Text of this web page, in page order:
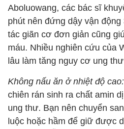
Aboluowang, các bác sĩ
phút nên đứng dậy vận
tác giãn cơ đơn giản cũng
máu. Nhiều nghiên cứu của
lâu làm tăng nguy cơ ung
Không nấu ăn ở nhiệt độ cao:
chiên rán sinh ra chất amin
ung thư. Bạn nên chuyển
luộc hoặc hầm để giữ được